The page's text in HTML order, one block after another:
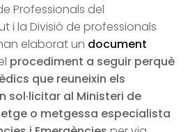
Professionals del
i la Divisió de professionals
elaborat un document
procediment a seguir perquè
que reuneixin els
sol·licitar al Ministeri de
o metgessa especialista